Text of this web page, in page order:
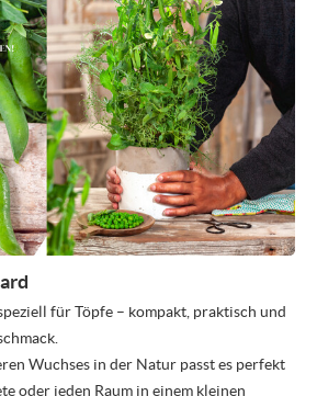
für Töpfe – kompakt, praktisch und
Wuchses in der Natur passt es perfekt
oder jeden Raum in einem kleinen